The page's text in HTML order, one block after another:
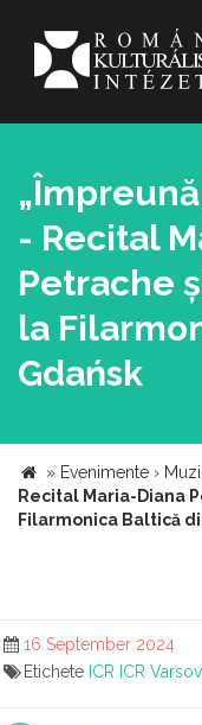
- Recital
Petrache
la
Gdańsk
» Evenimente ›
Recital Maria-Diana
Filarmonica Baltică
16 September 2024
Etichete ICR ICR